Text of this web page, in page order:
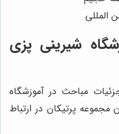
المللی
شیرینی پزی
مباحث در آموزشگاه
مجموعه پرتیکان در ارتباط